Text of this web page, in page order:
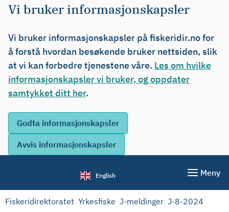
Vi bruker informasjonskapsler
Vi bruker informasjonskapsler på fiskeridir.no for
å forstå hvordan besøkende bruker nettsiden, slik
at vi kan forbedre tjenestene våre. Les om hvilke
informasjonskapsler vi bruker, og oppdater
samtykket ditt her.
English Meny
Fiskeridirektoratet Yrkesfiske J-meldinger J-8-2024